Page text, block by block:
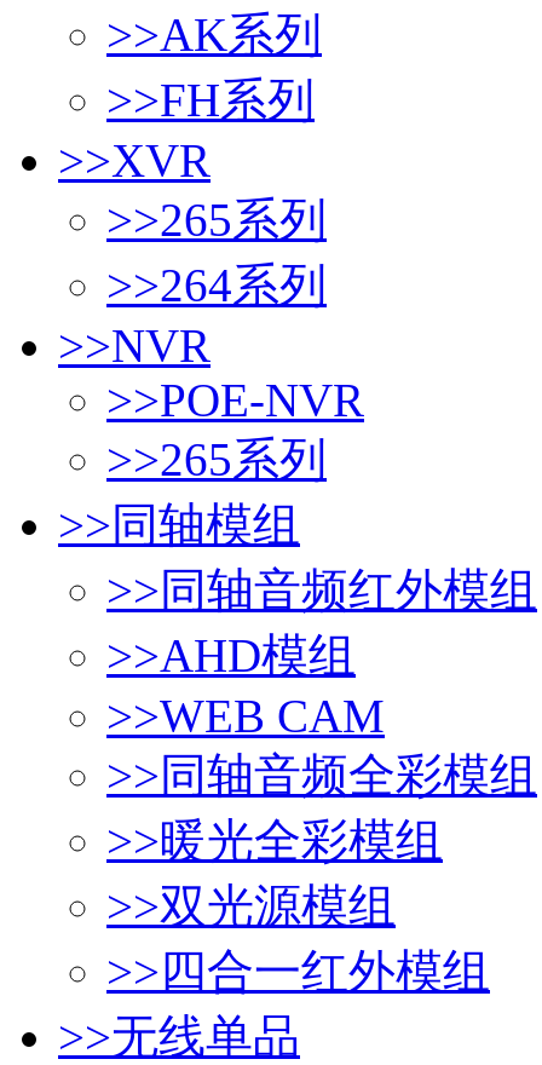
>>AK系列
>>FH系列
>>XVR
>>265系列
>>264系列
>>NVR
>>POE-NVR
>>265系列
>>同轴模组
>>同轴音频红外模组
>>AHD模组
>>WEB CAM
>>同轴音频全彩模组
>>暖光全彩模组
>>双光源模组
>>四合一红外模组
>>无线单品